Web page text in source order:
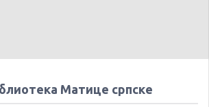
Матице српске